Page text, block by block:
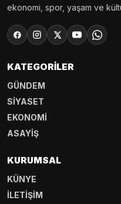
ekonomi, spor, yaşam ve
KATEGORILER
GÜNDEM
SİYASET
EKONOMİ
ASAYİŞ
KURUMSAL
KÜNYE
İLETİŞİM